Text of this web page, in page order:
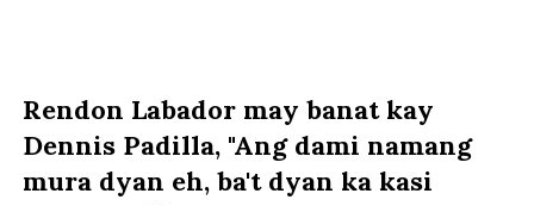
Rendon Labador may banat kay
Dennis Padilla, "Ang dami namang
mura dyan eh, ba't dyan ka kasi